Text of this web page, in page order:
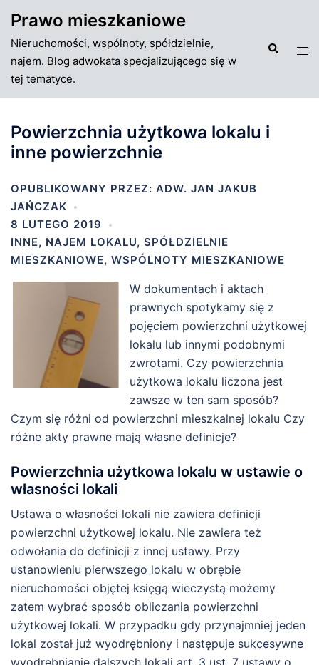
do
treści
Prawo mieszkaniowe
Nieruchomości, wspólnoty, spółdzielnie,
najem. Blog adwokata specjalizującego się w
tej tematyce.
Szukaj
Powierzchnia użytkowa lokalu i
inne powierzchnie
OPUBLIKOWANY PRZEZ: ADW. JAN JAKUB
JAŃCZAK
8 LUTEGO 2019
INNE, NAJEM LOKALU, SPÓŁDZIELNIE
MIESZKANIOWE, WSPÓLNOTY MIESZKANIOWE
W dokumentach i aktach
prawnych spotykamy się z
pojęciem powierzchni użytkowej
lokalu lub innymi podobnymi
zwrotami. Czy powierzchnia
użytkowa lokalu liczona jest
zawsze w ten sam sposób?
Czym się różni od powierzchni mieszkalnej lokalu Czy
różne akty prawne mają własne definicje?
Powierzchnia użytkowa lokalu w ustawie o
własności lokali
Ustawa o własności lokali nie zawiera definicji
powierzchni użytkowej lokalu. Nie zawiera też
odwołania do definicji z innej ustawy. Przy
ustanowieniu pierwszego lokalu w obrębie
nieruchomości objętej księgą wieczystą możemy
zatem wybrać sposób obliczania powierzchni
użytkowej lokali. W przypadku gdy przynajmniej jeden
lokal został już wyodrębniony i następuje sukcesywne
wyodrębnianie dalszych lokali art. 3 ust. 7 ustawy o